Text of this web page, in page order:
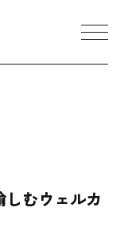
ップする
メ
むウェルカ